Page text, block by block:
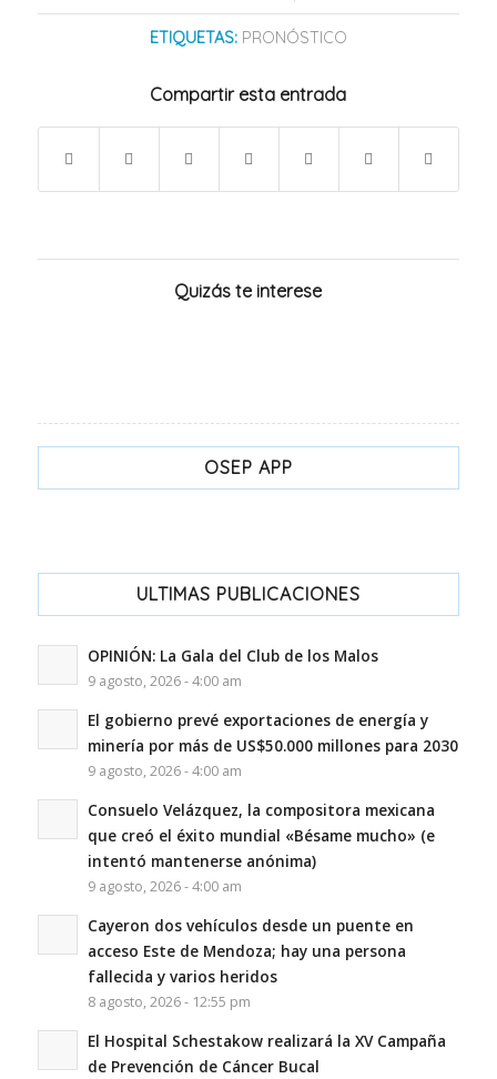
ETIQUETAS: PRONÓSTICO
Compartir esta entrada
Quizás te interese
OSEP APP
ULTIMAS PUBLICACIONES
OPINIÓN: La Gala del Club de los Malos
9 agosto, 2026 - 4:00 am
El gobierno prevé exportaciones de energía y
minería por más de US$50.000 millones para 2030
9 agosto, 2026 - 4:00 am
Consuelo Velázquez, la compositora mexicana
que creó el éxito mundial «Bésame mucho» (e
intentó mantenerse anónima)
9 agosto, 2026 - 4:00 am
Cayeron dos vehículos desde un puente en
acceso Este de Mendoza; hay una persona
fallecida y varios heridos
8 agosto, 2026 - 12:55 pm
El Hospital Schestakow realizará la XV Campaña
de Prevención de Cáncer Bucal